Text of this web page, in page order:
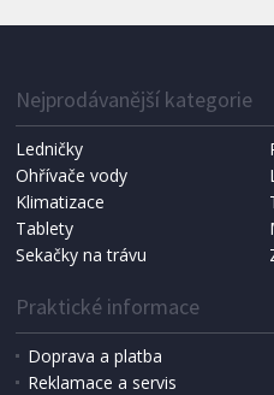
NÁHRADNÍ SÁČKY DO VYSAVAČE
Koma KRA-SB02S (Multi
Nejprodávanější kategorie
Ledničky
Ohřívače vody
Klimatizace
Tablety
Sekačky na trávu
Praktické informace
Doprava a platba
Reklamace a servis